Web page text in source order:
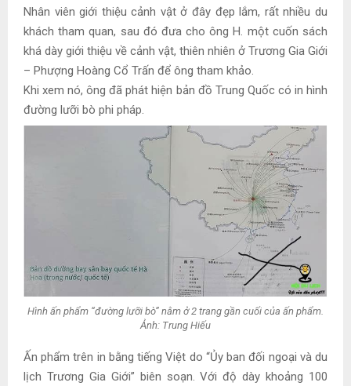
Nhân viên giới thiệu cảnh vật ở đây đẹp lắm, rất nhiều du
khách tham quan, sau đó đưa cho ông H. một cuốn sách
khá dày giới thiệu về cảnh vật, thiên nhiên ở Trương Gia Giới
– Phượng Hoàng Cổ Trấn để ông tham khảo.
Khi xem nó, ông đã phát hiện bản đồ Trung Quốc có in hình
đường lưỡi bò phi pháp.
Hình ấn phẩm “đường lưỡi bò” nằm ở 2 trang gần cuối của ấn phẩm.
Ảnh: Trung Hiếu
Ấn phẩm trên in bằng tiếng Việt do “Ủy ban đối ngoại và du
lịch Trương Gia Giới” biên soạn. Với độ dày khoảng 100